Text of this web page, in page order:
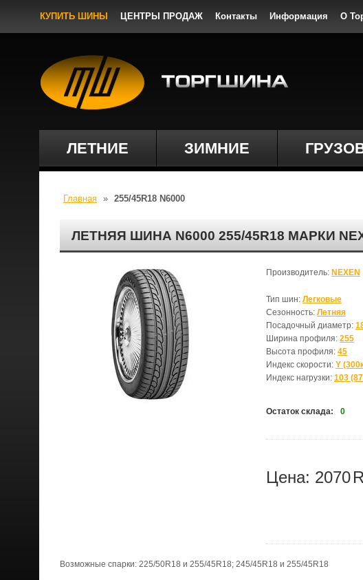
КУПИТЬ ШИНЫ ЦЕНТРЫ ПРОДАЖ Контакты Информация О
ЛЕТНИЕ ЗИМНИЕ
Главная » 255/45R18 N6000
ЛЕТНЯЯ ШИНА N6000 255/45R18 МАРКИ
Производитель: NEXEN
Тип шин: Легковые
Сезонность: Летняя
Посадочный диаметр:
Ширина профиля: 255
Высота профиля: 45
Индекс скорости: Y
Индекс нагрузки: 103
Остаток склада: 0
Цена: 2070
Возможные спарки: 225/50R18 и 255/45R18; 245/45R18 и 255/45R18